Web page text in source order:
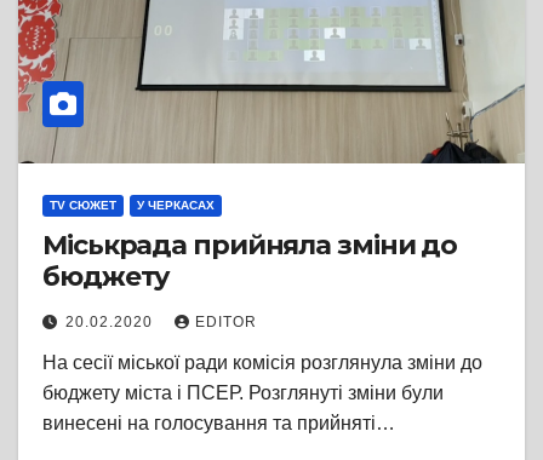
TV СЮЖЕТ У ЧЕРКАСАХ
Міськрада прийняла зміни до
бюджету
20.02.2020 EDITOR
На сесії міської ради комісія розглянула зміни до
бюджету міста і ПСЕР. Розглянуті зміни були
винесені на голосування та прийняті…